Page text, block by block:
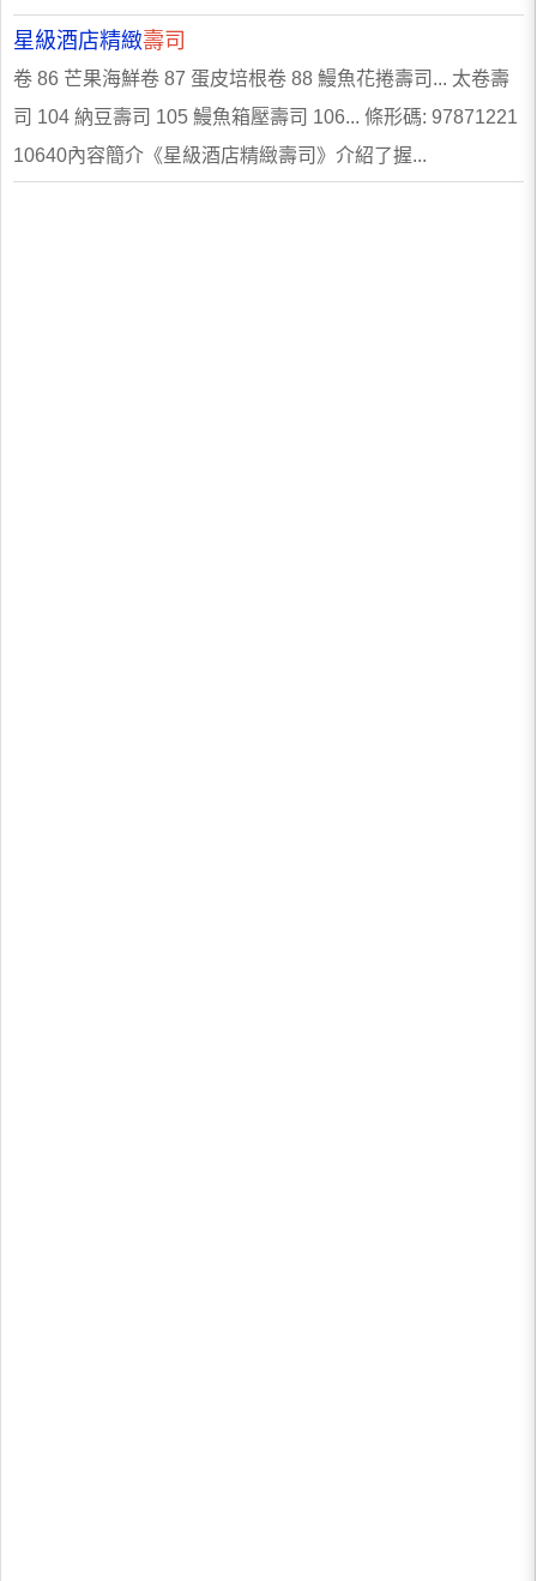
星級酒店精緻壽司
卷 86 芒果海鮮卷 87 蛋皮培根卷 88 鰻魚花捲壽司... 太卷壽
司 104 納豆壽司 105 鰻魚箱壓壽司 106... 條形碼: 97871221
10640內容簡介《星級酒店精緻壽司》介紹了握...